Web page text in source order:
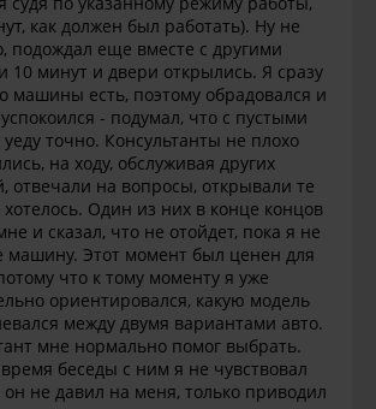
как должен был работать). Ну не
подождал еще вместе с другими
10 минут и двери открылись. Я сразу
машины есть, поэтому обрадовался и
- подумал, что с пустыми
точно. Консультанты не плохо
на ходу, обслуживая других
отвечали на вопросы, открывали те
Один из них в конце концов
и сказал, что не отойдет, пока я не
машину. Этот момент был ценен для
что к тому моменту я уже
ориентировался, какую модель
между двумя вариантами авто.
мне нормально помог выбрать.
беседы с ним я не чувствовал
не давил на меня, только приводил